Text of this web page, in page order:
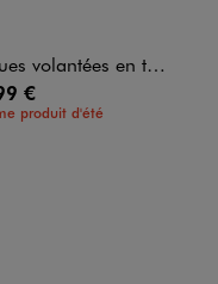
en toile de coton fleurie fille
€
produit d'été